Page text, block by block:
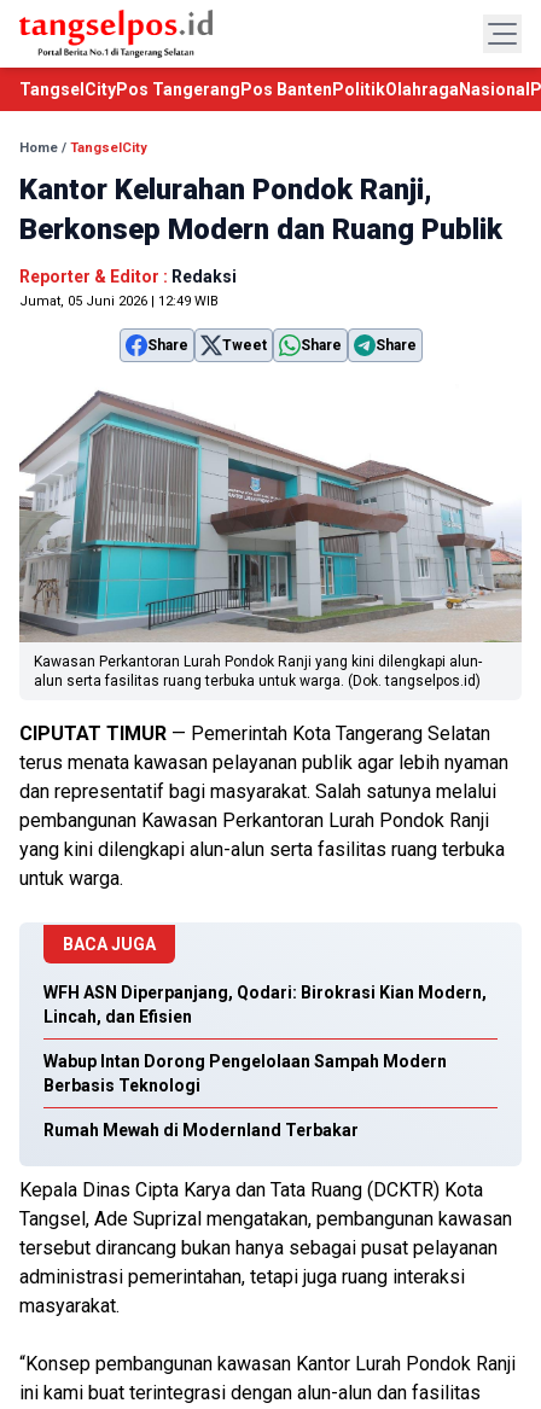
TangselCityPos Tangerang Pos Banten PolitikOlahraga Nasional
Home / TangselCity
Kantor Kelurahan Pondok Ranji,
Berkonsep Modern dan Ruang Publik
Reporter & Editor : Redaksi
Jumat, 05 Juni 2026 | 12:49 WIB
Share Tweet Share Share
Kawasan Perkantoran Lurah Pondok Ranji yang kini dilengkapi alun-
alun serta fasilitas ruang terbuka untuk warga. (Dok. tangselpos.id)
CIPUTAT TIMUR — Pemerintah Kota Tangerang Selatan
terus menata kawasan pelayanan publik agar lebih nyaman
dan representatif bagi masyarakat. Salah satunya melalui
pembangunan Kawasan Perkantoran Lurah Pondok Ranji
yang kini dilengkapi alun-alun serta fasilitas ruang terbuka
untuk warga.
BACA JUGA
WFH ASN Diperpanjang, Qodari: Birokrasi Kian Modern,
Lincah, dan Efisien
Wabup Intan Dorong Pengelolaan Sampah Modern
Berbasis Teknologi
Rumah Mewah di Modernland Terbakar
Kepala Dinas Cipta Karya dan Tata Ruang (DCKTR) Kota
Tangsel, Ade Suprizal mengatakan, pembangunan kawasan
tersebut dirancang bukan hanya sebagai pusat pelayanan
administrasi pemerintahan, tetapi juga ruang interaksi
masyarakat.
“Konsep pembangunan kawasan Kantor Lurah Pondok Ranji
ini kami buat terintegrasi dengan alun-alun dan fasilitas